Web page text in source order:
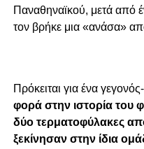
Παναθηναϊκού, μετά από
τον βρήκε μια «ανάσα»
Πρόκειται για ένα
φορά στην ιστορία του
δύο τερματοφύλακες
ξεκίνησαν στην ίδια